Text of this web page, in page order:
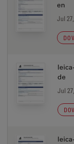
en
Jul
de
Jul